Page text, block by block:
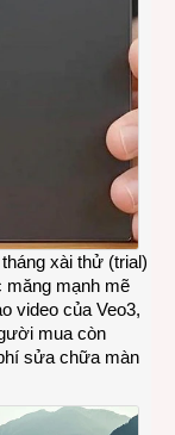
xài thử (trial)
măng mạnh mẽ
video của Veo3,
mua còn
sửa chữa màn